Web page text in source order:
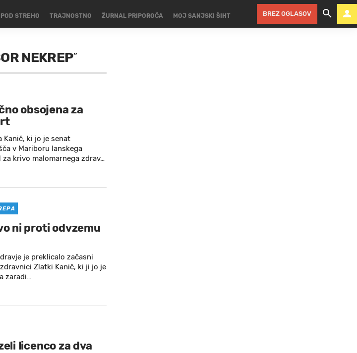
POD STREHO TRAJNOSTNO ŽURNAL PRIPOROČA MOJ SANJSKI ŠIHT BREZ OGLASOV
NEKREP”
obsojena za
Kanič, ki jo je senat
v Mariboru lanskega
krivo malomarnega zdrav…
ni proti odvzemu
je preklicalo začasni
Zlatki Kanič, ki ji jo je
zaradi…
licenco za dva